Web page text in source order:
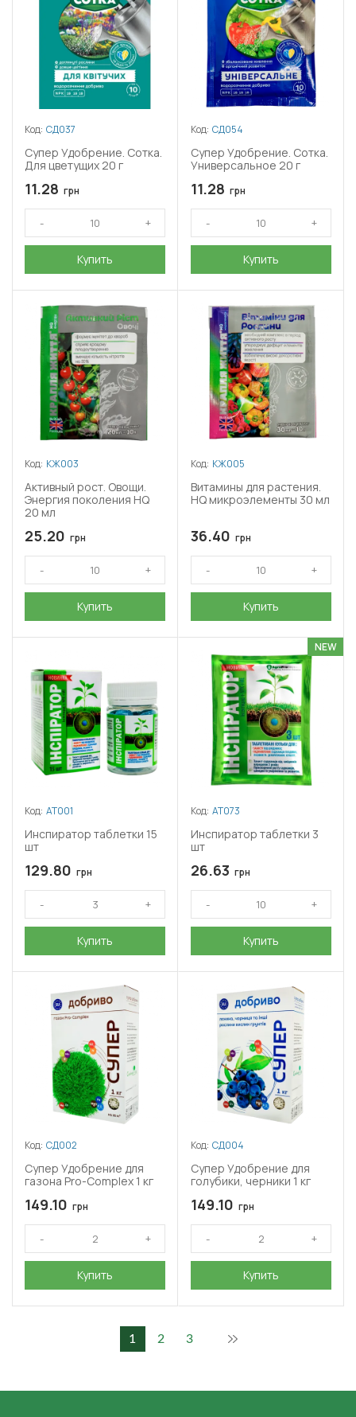
Код: СД037
Супер Удобрение. Сотка.
Для цветущих 20 г
11.28 грн
Купить
Код: СД054
Супер Удобрение. Сотка.
Универсальное 20 г
11.28 грн
Купить
Код: КЖ003
Активный рост. Овощи.
Энергия поколения HQ
20 мл
25.20 грн
Купить
Код: КЖ005
Витамины для растения.
HQ микроэлементы 30 мл
36.40 грн
Купить
Код: АТ001
Инспиратор таблетки 15
шт
129.80 грн
Купить
NEW
Код: АТ073
Инспиратор таблетки 3
шт
26.63 грн
Купить
Код: СД002
Супер Удобрение для
газона Pro-Complex 1 кг
149.10 грн
Купить
Код: СД004
Супер Удобрение для
голубики, черники 1 кг
149.10 грн
Купить
1 2 3